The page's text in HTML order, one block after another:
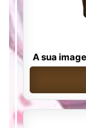
A sua